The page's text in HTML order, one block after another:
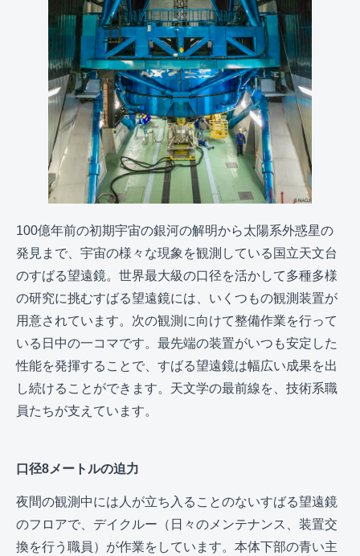
100億年前の初期宇宙の銀河の解明から太陽系外惑星の
発見まで、宇宙の様々な現象を観測している国立天文台
のすばる望遠鏡。世界最大級の口径を活かして多種多様
の研究に挑むすばる望遠鏡には、いくつもの観測装置が
用意されています。次の観測に向けて整備作業を行って
いる日中の一コマです。最先端の装置がいつも安定した
性能を発揮することで、すばる望遠鏡は幅広い成果を出
し続けることができます。天文学の最前線を、技術系職
員たちが支えています。
口径8メートルの迫力
夜間の観測中には人が立ち入ることのないすばる望遠鏡
のフロアで、デイクルー（日々のメンテナンス、装置交
換を行う職員）が作業をしています。本体下部の青い主